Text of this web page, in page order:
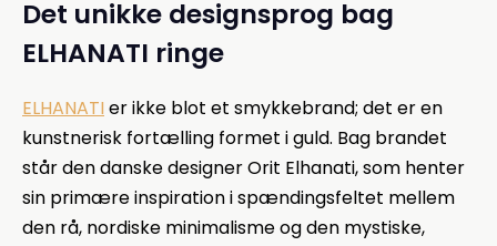
Det unikke designsprog bag
ELHANATI ringe
ELHANATIer ikke blot et smykkebrand; det er en
kunstnerisk fortælling formet i guld. Bag brandet
står den danske designer Orit Elhanati, som henter
sin primære inspiration i spændingsfeltet mellem
den rå, nordiske minimalisme og den mystiske,